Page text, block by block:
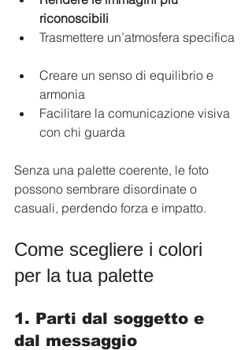
riconoscibili
Trasmettere un’atmosfera specifica
Creare un senso di equilibrio e
armonia
Facilitare la comunicazione visiva
con chi guarda
Senza una palette coerente, le foto
possono sembrare disordinate o
casuali, perdendo forza e impatto.
Come scegliere i colori
per la tua palette
1. Parti dal soggetto e
dal messaggio